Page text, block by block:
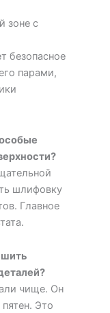
зоне с
безопасное
парами,
шлифовку
Главное
чище. Он
Это